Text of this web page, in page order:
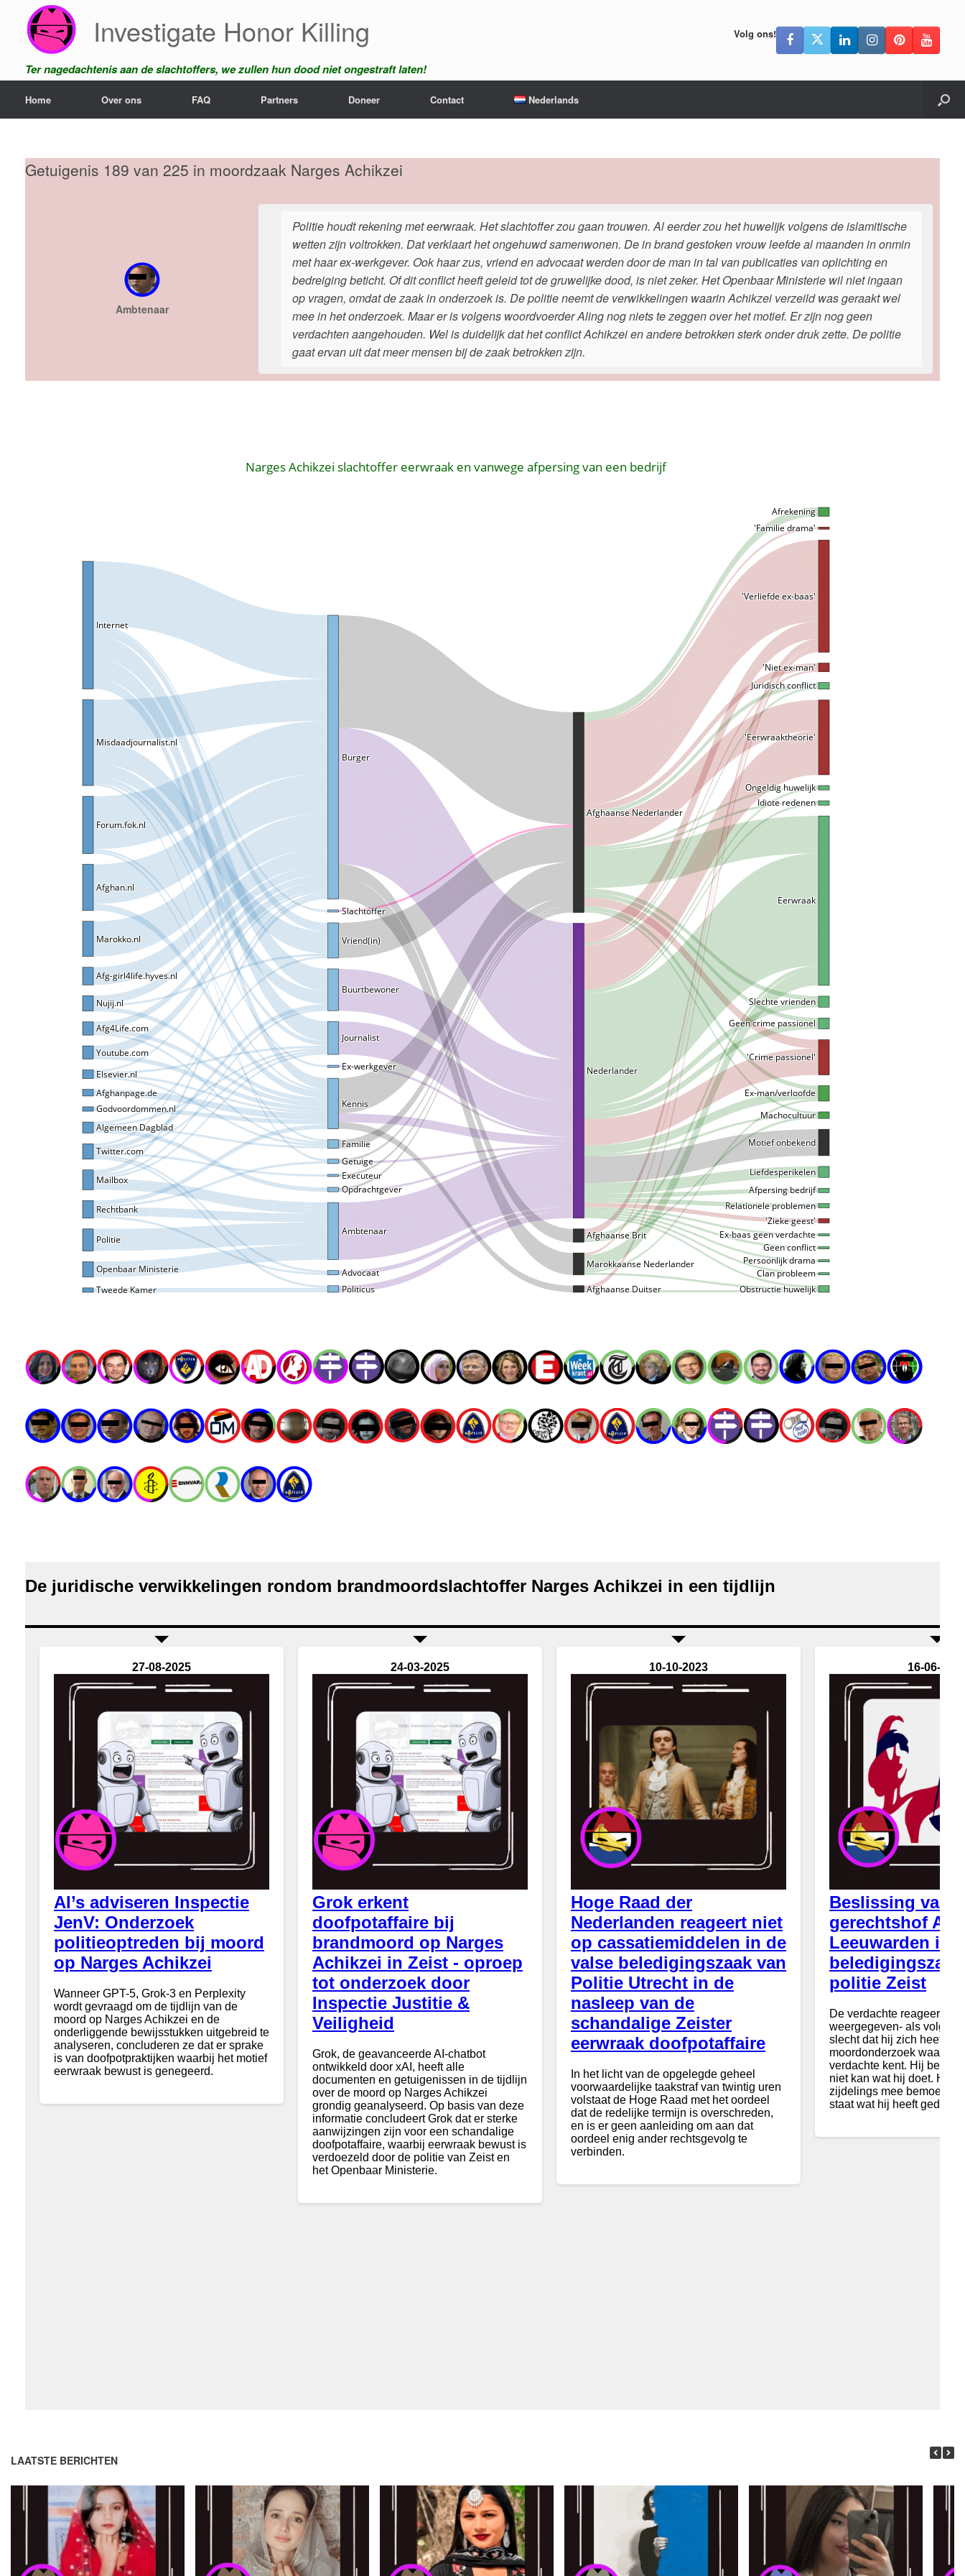
Investigate Honor Killing
Ter nagedachtenis aan de slachtoffers, we zullen hun dood niet ongestraft laten!
Volg ons!
Home Over ons FAQ Partners Doneer Contact Nederlands
Getuigenis 189 van 225 in moordzaak Narges Achikzei
Ambtenaar
Politie houdt rekening met eerwraak. Het slachtoffer zou gaan trouwen. Al eerder zou het huwelijk volgens de islamitische
wetten zijn voltrokken. Dat verklaart het ongehuwd samenwonen. De in brand gestoken vrouw leefde al maanden in onmin
met haar ex-werkgever. Ook haar zus, vriend en advocaat werden door de man in tal van publicaties van oplichting en
bedreiging beticht. Of dit conflict heeft geleid tot de gruwelijke dood, is niet zeker. Het Openbaar Ministerie wil niet ingaan
op vragen, omdat de zaak in onderzoek is. De politie neemt de verwikkelingen waarin Achikzei verzeild was geraakt wel
mee in het onderzoek. Maar er is volgens woordvoerder Aling nog niets te zeggen over het motief. Er zijn nog geen
verdachten aangehouden. Wel is duidelijk dat het conflict Achikzei en andere betrokken sterk onder druk zette. De politie
gaat ervan uit dat meer mensen bij de zaak betrokken zijn.
LAATSTE BERICHTEN